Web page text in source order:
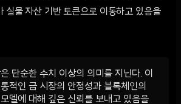
실물 자산 기반 토큰으로 이동하고 있음을
단순한 수치 이상의 의미를 지닌다. 이
적인 금 시장의 안정성과 블록체인의
델에 대해 깊은 신뢰를 보내고 있음을